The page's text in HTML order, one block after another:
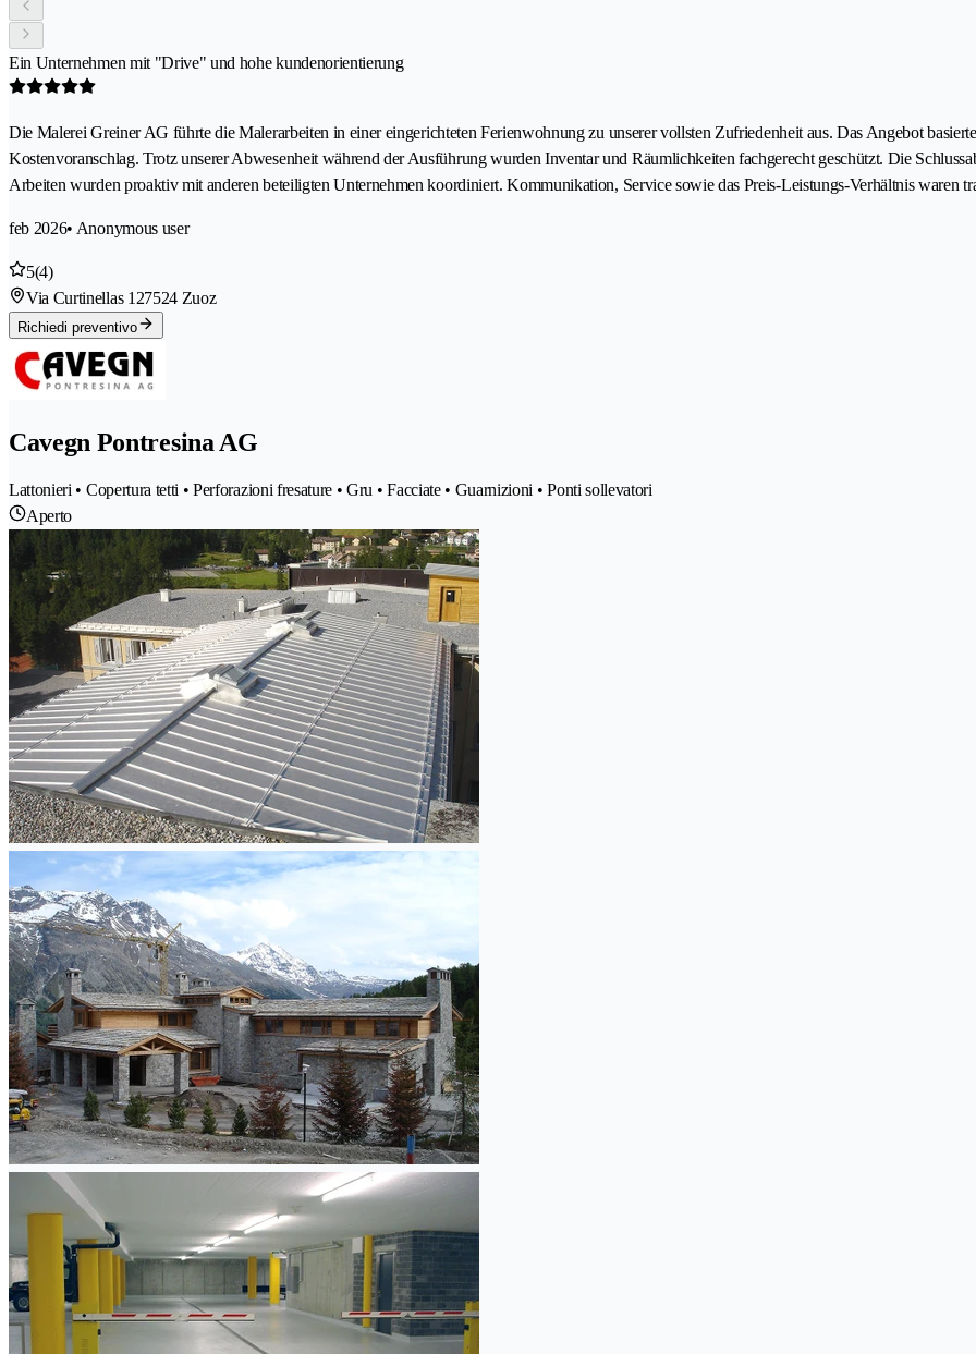
Ein Unternehmen mit "Drive" und hohe kundenorientierung
Die Malerei Greiner AG führte die Malerarbeiten in einer eingerichteten Ferienwohnung zu unserer vollsten Zufriedenheit aus. Das Angebot
Kostenvoranschlag. Trotz unserer Abwesenheit während der Ausführung wurden Inventar und Räumlichkeiten fachgerecht geschützt. Die
Arbeiten wurden proaktiv mit anderen beteiligten Unternehmen koordiniert. Kommunikation, Service sowie das Preis-Leistungs-Verhältnis waren
feb 2026• Anonymous user
5(4)
Via Curtinellas 127524 Zuoz
Richiedi preventivo
Cavegn Pontresina AG
Lattonieri • Copertura tetti • Perforazioni fresature • Gru • Facciate • Guarnizioni • Ponti sollevatori
Aperto